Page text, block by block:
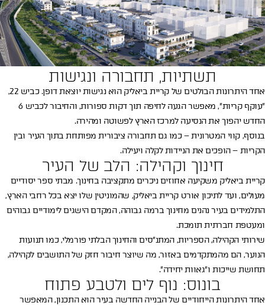
תשתיות, תחבורה ונגישות
אחד היתרונות הבולטים של קריית ביאליק הוא נגישות יוצאת דופן. כביש 22,
״עוקף קריות״, מאפשר הגעה לחיפה תוך דקות ספורות, והחיבור לכביש 6
החדש יהפוך את הנסיעה למרכז הארץ לפשוטה ומהירה.
בנוסף, קווי המטרונית – כמו גם תחבורה ציבורית מפותחת בתוך העיר ובין
הקריות – הופכים את הניידות לקלה ויעילה.
חינוך וקהילה: הלב של העיר
קריית ביאליק משקיעה אחוזים ניכרים מתקציבה בחינוך. מבתי ספר יסודיים
מעולים, ועד לתיכון אורט קריית ביאליק, שהמוניטין שלו יצא בכל רחבי הארץ,
התלמידים בעיר נהנים מחינוך ברמה גבוהה, המקדם הישגים לימודיים גבוהים
ומעטפת חברתית תומכת.
שירותי הקהילה, הספריות, המתנ״סים והחינוך הבלתי פורמלי, כמו תנועות
הנוער, הם מהמתקדמים באזור, מה שיוצר חיבור חזק של התושבים לקהילה,
תחושת שייכות ו״גאוות יחידה״.
בונוס: נוף לים ולטבע פתוח
אחד היתרונות הייחודיים של הבנייה החדשה בעיר הוא התכנון, המאפשר